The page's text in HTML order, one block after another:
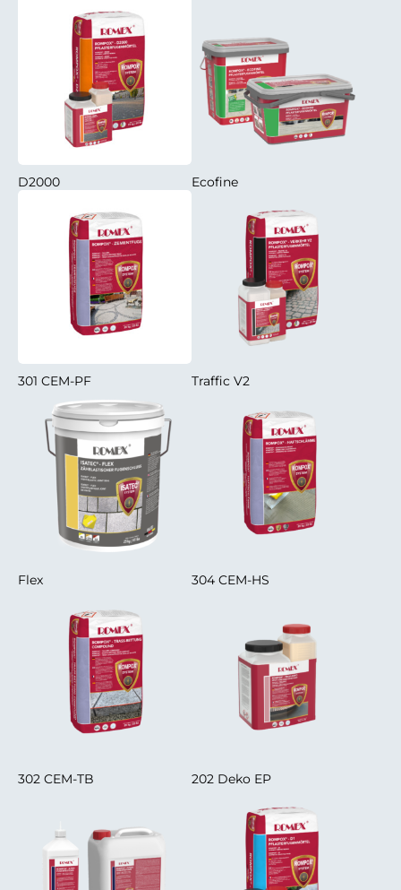
D2000 Ecofine
301 CEM-PF Traffic V2
Flex 304 CEM-HS
302 CEM-TB 202 Deko EP